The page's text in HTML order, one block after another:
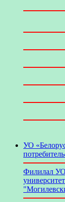
УО
Филилал УО